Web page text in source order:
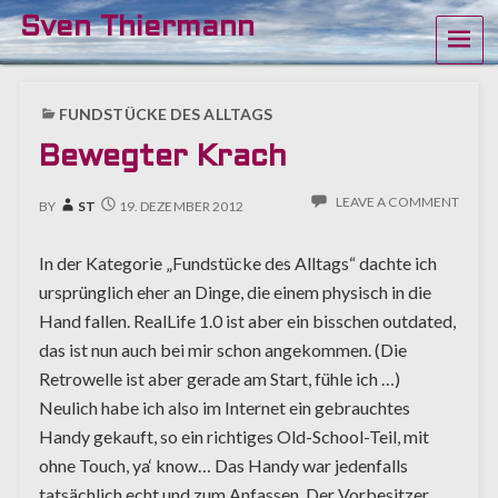
Sven Thiermann
FUNDSTÜCKE DES ALLTAGS
Bewegter Krach
BY ST 19. DEZEMBER 2012 LEAVE A COMMENT
In der Kategorie „Fundstücke des Alltags“ dachte ich
ursprünglich eher an Dinge, die einem physisch in die
Hand fallen. RealLife 1.0 ist aber ein bisschen outdated,
das ist nun auch bei mir schon angekommen. (Die
Retrowelle ist aber gerade am Start, fühle ich …)
Neulich habe ich also im Internet ein gebrauchtes
Handy gekauft, so ein richtiges Old-School-Teil, mit
ohne Touch, ya‘ know… Das Handy war jedenfalls